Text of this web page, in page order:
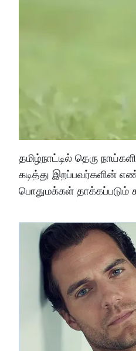
தமிழ்நாட்டில் தெரு
கடித்து இறப்பவர்களின்
பொதுமக்கள் தாக்கப்படும்